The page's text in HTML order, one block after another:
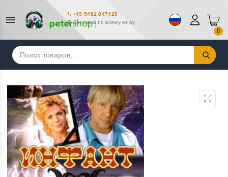
+49 5481 847429
Доставка по всему миру
0
Искать: